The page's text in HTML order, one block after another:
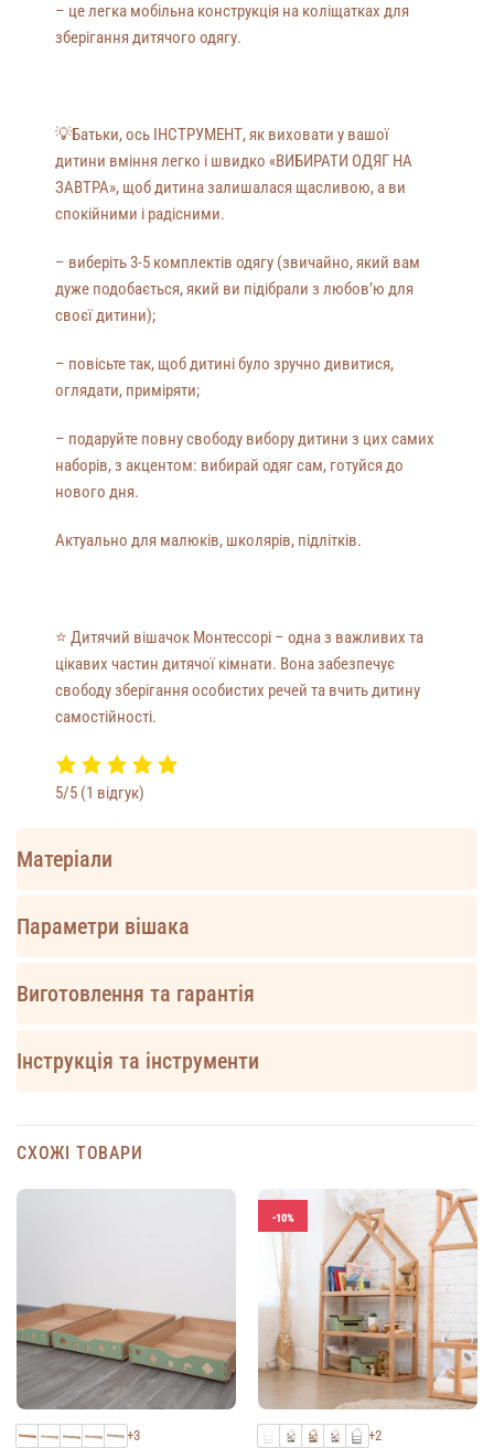
– це легка мобільна конструкція на коліщатках для
зберігання дитячого одягу.
💡Батьки, ось ІНСТРУМЕНТ, як виховати у вашої
дитини вміння легко і швидко «ВИБИРАТИ ОДЯГ НА
ЗАВТРА», щоб дитина залишалася щасливою, а ви
спокійними і радісними.
– виберіть 3-5 комплектів одягу (звичайно, який вам
дуже подобається, який ви підібрали з любов’ю для
своєї дитини);
– повісьте так, щоб дитині було зручно дивитися,
оглядати, приміряти;
– подаруйте повну свободу вибору дитини з цих самих
наборів, з акцентом: вибирай одяг сам, готуйся до
нового дня.
Актуально для малюків, школярів, підлітків.
⭐️ Дитячий вішачок Монтессорі – одна з важливих та
цікавих частин дитячої кімнати. Вона забезпечує
свободу зберігання особистих речей та вчить дитину
самостійності.
5/5 (1 відгук)
Матеріали
Параметри вішака
Виготовлення та гарантія
Інструкція та інструменти
СХОЖІ ТОВАРИ
+3
-10%
+2